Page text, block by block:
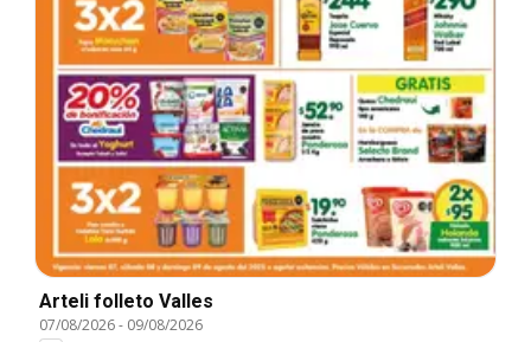
Arteli folleto Valles
07/08/2026- 09/08/2026